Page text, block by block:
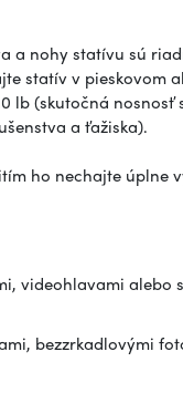
a nohy statívu sú
statív v pieskovom
lb (skutočná
a ťažiska).
ho nechajte úplne
videohlavami
bezzrkadlovými